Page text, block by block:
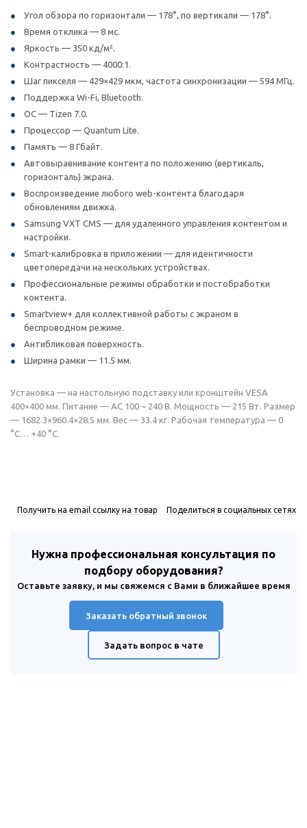
Угол обзора по горизонтали — 178°, по вертикали — 178°.
Время отклика — 8 мс.
Яркость — 350 кд/м².
Контрастность — 4000:1.
Шаг пикселя — 429×429 мкм, частота синхронизации — 594 МГц.
Поддержка Wi-Fi, Bluetooth.
ОС — Tizen 7.0.
Процессор — Quantum Lite.
Память — 8 Гбайт.
Автовыравнивание контента по положению (вертикаль,
горизонталь) экрана.
Воспроизведение любого web-контента благодаря
обновлениям движка.
Samsung VXT CMS — для удаленного управления контентом и
настройки.
Smart-калибровка в приложении — для идентичности
цветопередачи на нескольких устройствах.
Профессиональные режимы обработки и постобработки
контента.
Smartview+ для коллективной работы с экраном в
беспроводном режиме.
Антибликовая поверхность.
Ширина рамки — 11.5 мм.
Установка — на настольную подставку или кронштейн VESA
400×400 мм. Питание — AC 100 ~ 240 В. Мощность — 215 Вт. Размер
— 1682.3×960.4×28.5 мм. Вес — 33.4 кг. Рабочая температура — 0
°C… +40 °C.
Получить на email ссылку на товар Поделиться в социальных сетях
Нужна профессиональная консультация по
подбору оборудования?
Оставьте заявку, и мы свяжемся с Вами в ближайшее время
Заказать обратный звонок
Задать вопрос в чате